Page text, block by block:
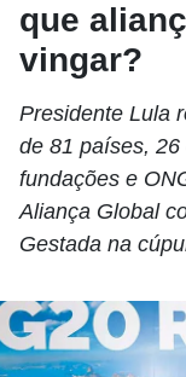
que
vingar?
Presidente Lula
de 81 países,
fundações e
Aliança Global
Gestada na